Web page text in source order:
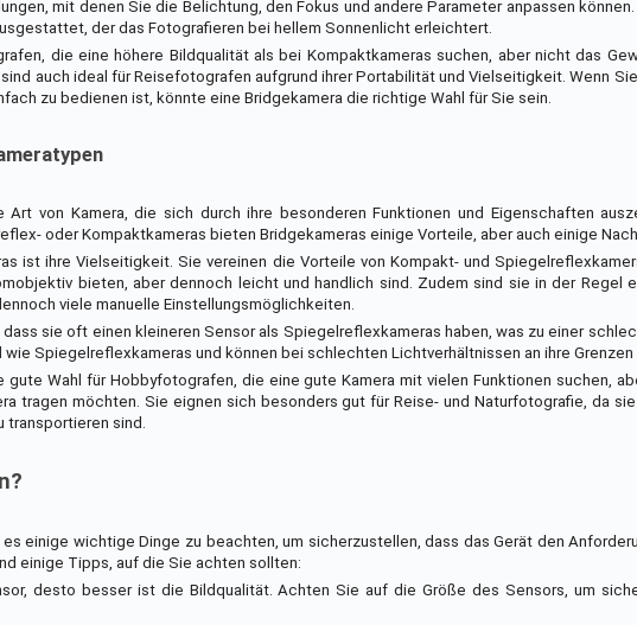
mit denen Sie die Belichtung, den Fokus und andere Parameter anpassen
der das Fotografieren bei hellem Sonnenlicht erleichtert.
die eine höhere Bildqualität als bei Kompaktkameras suchen, aber nicht das
auch ideal für Reisefotografen aufgrund ihrer Portabilität und Vielseitigkeit. Wenn
zu bedienen ist, könnte eine Bridgekamera die richtige Wahl für Sie sein.
Art von Kamera, die sich durch ihre besonderen Funktionen und Eigenschaften
oder Kompaktkameras bieten Bridgekameras einige Vorteile, aber auch einige
ist ihre Vielseitigkeit. Sie vereinen die Vorteile von Kompakt- und
bieten, aber dennoch leicht und handlich sind. Zudem sind sie in der Regel
viele manuelle Einstellungsmöglichkeiten.
sie oft einen kleineren Sensor als Spiegelreflexkameras haben, was zu einer
wie Spiegelreflexkameras und können bei schlechten Lichtverhältnissen an ihre
gute Wahl für Hobbyfotografen, die eine gute Kamera mit vielen Funktionen suchen,
tragen möchten. Sie eignen sich besonders gut für Reise- und Naturfotografie, da
transportieren sind.
einige wichtige Dinge zu beachten, um sicherzustellen, dass das Gerät den
einige Tipps, auf die Sie achten sollten:
desto besser ist die Bildqualität. Achten Sie auf die Größe des Sensors, um